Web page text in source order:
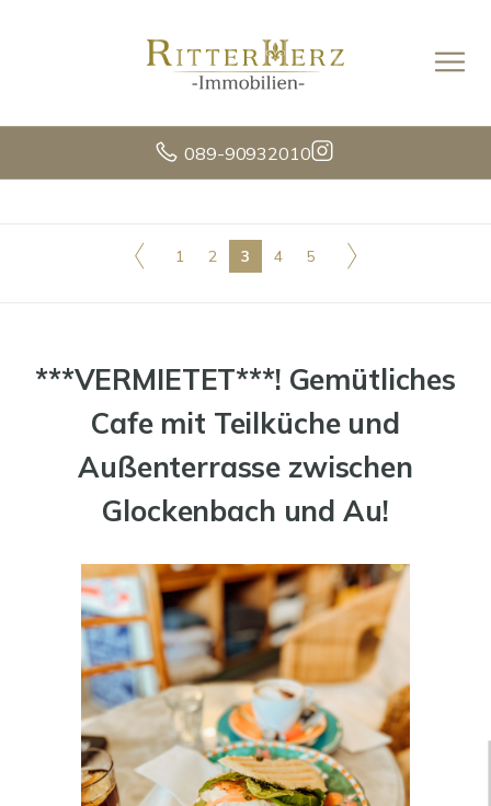
089-90932010
1 2 3 4 5
***VERMIETET***! Gemütliches
Cafe mit Teilküche und
Außenterrasse zwischen
Glockenbach und Au!